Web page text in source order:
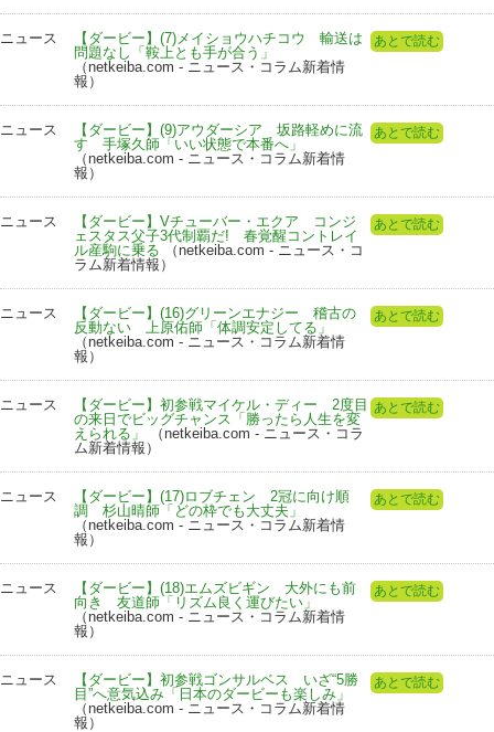
ニュース
【ダービー】(7)メイショウハチコウ 輸送は
問題なし「鞍上とも手が合う」
（netkeiba.com - ニュース・コラム新着情
報）
あとで読む
ニュース
【ダービー】(9)アウダーシア 坂路軽めに流
す 手塚久師「いい状態で本番へ」
（netkeiba.com - ニュース・コラム新着情
報）
あとで読む
ニュース
【ダービー】Vチューバー・エクア コンジ
ェスタス父子3代制覇だ! 春覚醒コントレイ
ル産駒に乗る （netkeiba.com - ニュース・コ
ラム新着情報）
あとで読む
ニュース
【ダービー】(16)グリーンエナジー 稽古の
反動ない 上原佑師「体調安定してる」
（netkeiba.com - ニュース・コラム新着情
報）
あとで読む
ニュース
【ダービー】初参戦マイケル・ディー 2度目
の来日でビッグチャンス「勝ったら人生を変
えられる」
（netkeiba.com - ニュース・コラ
ム新着情報）
あとで読む
ニュース
【ダービー】(17)ロブチェン 2冠に向け順
調 杉山晴師「どの枠でも大丈夫」
（netkeiba.com - ニュース・コラム新着情
報）
あとで読む
ニュース
【ダービー】(18)エムズビギン 大外にも前
向き 友道師「リズム良く運びたい」
（netkeiba.com - ニュース・コラム新着情
報）
あとで読む
ニュース
【ダービー】初参戦ゴンサルベス いざ“5勝
目”へ意気込み「日本のダービーも楽しみ」
（netkeiba.com - ニュース・コラム新着情
報）
あとで読む